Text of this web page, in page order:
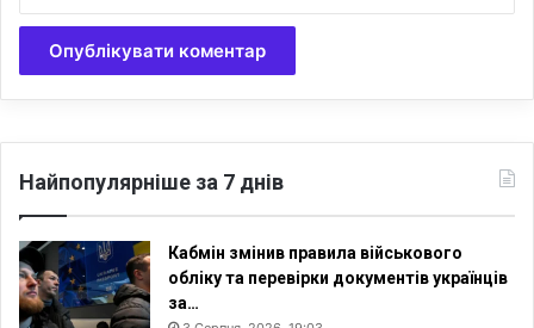
Найпопулярніше за 7 днів
Кабмін змінив правила військового
обліку та перевірки документів українців
за…